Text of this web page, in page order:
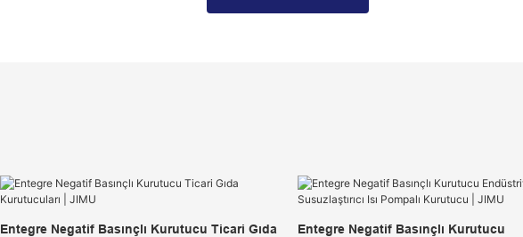
Entegre Negatif Basınçlı Kurutucu Ticari Gıda
Entegre Negatif Basınçlı Kurutucu